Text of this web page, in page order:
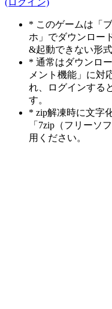
* このゲームは「
ホ」でダウンロー
&起動できない形
* 通常はダウンロ
メント機能」に対
れ、ログインする
す。
* zip解凍時に文字
「7zip（フリーソ
用ください。